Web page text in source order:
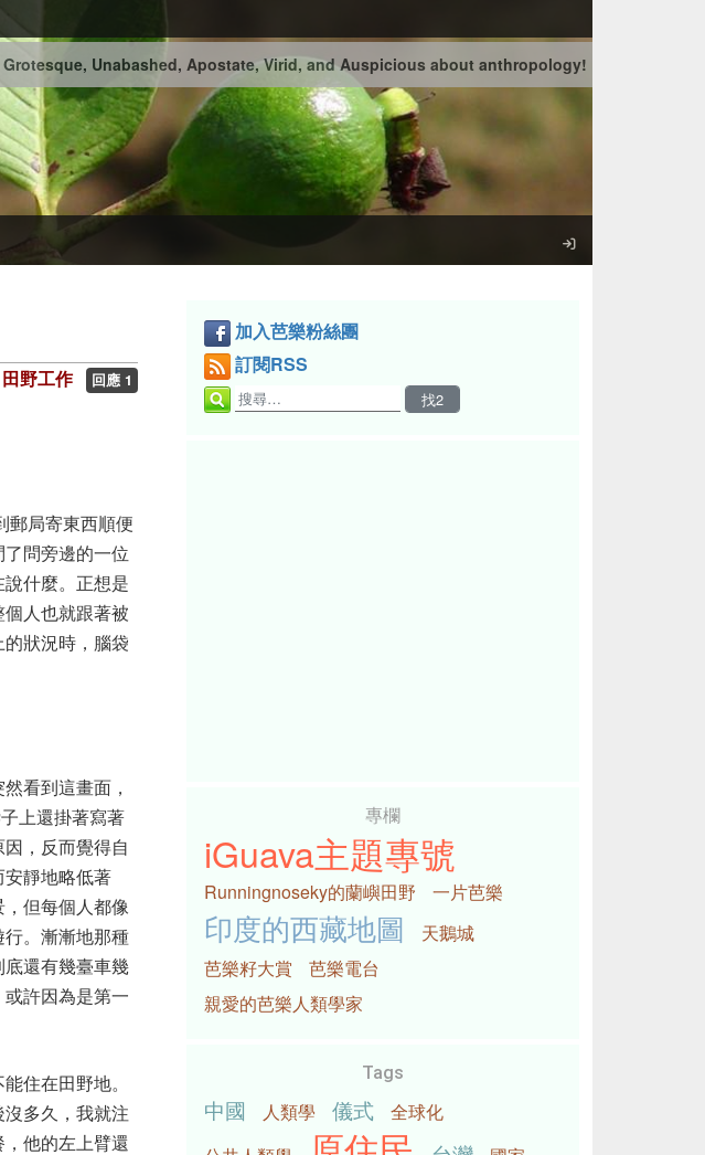
Unabashed, Apostate, Virid, and Auspicious about anthropology!
田野工作 回應 1
郵局寄東西順便
問旁邊的一位
什麼。正想是
人也就跟著被
狀況時，腦袋
看到這畫面，
上還掛著寫著
，反而覺得自
靜地略低著
但每個人都像
。漸漸地那種
還有幾臺車幾
許因為是第一
住在田野地。
多久，我就注
他的左上臂還
加入芭樂粉絲團
訂閱RSS
專欄
iGuava主題專號
Runningnoseky的蘭嶼田野 一片芭樂
印度的西藏地圖
天鵝城
芭樂籽大賞
芭樂電台
親愛的芭樂人類學家
Tags
中國 人類學 儀式
全球化